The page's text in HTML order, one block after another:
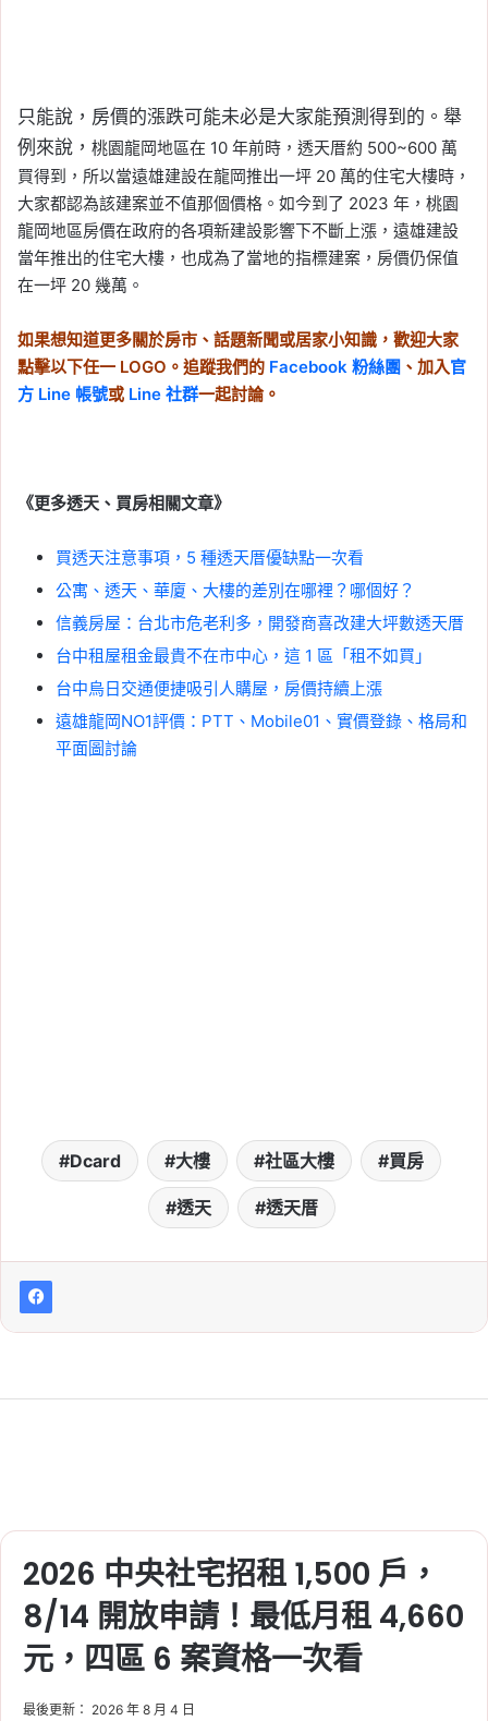
只能說，房價的漲跌可能未必是大家能預測得到的。舉
例來說， 桃園龍岡地區在 10 年前時，透天厝約 500~600 萬
買得到，所以當遠雄建設在龍岡推出一坪 20 萬的住宅大樓時，
大家都認為該建案並不值那個價格。如今到了 2023 年，桃園
龍岡地區房價在政府的各項新建設影響下不斷上漲，遠雄建設
當年推出的住宅大樓，也成為了當地的指標建案，房價仍保值
在一坪 20 幾萬。
如果想知道更多關於房市、話題新聞或居家小知識，歡迎大家
點擊以下任一 LOGO。追蹤我們的 Facebook 粉絲團 、加入官
方 Line 帳號或 Line 社群一起討論。
《更多透天、買房相關文章》
買透天注意事項，5 種透天厝優缺點一次看
公寓、透天、華廈、大樓的差別在哪裡？哪個好？
信義房屋：台北市危老利多，開發商喜改建大坪數透天厝
台中租屋租金最貴不在市中心，這 1 區「租不如買」
台中烏日交通便捷吸引人購屋，房價持續上漲
遠雄龍岡NO1評價：PTT、Mobile01、實價登錄、格局和
平面圖討論
Dcard 大樓 社區大樓 買房
透天 透天厝
2026 中央社宅招租 1,500 戶，
8/14 開放申請！最低月租 4,660
元，四區 6 案資格一次看
最後更新： 2026 年 8 月 4 日